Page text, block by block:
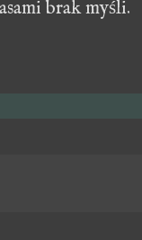
brak myśli.